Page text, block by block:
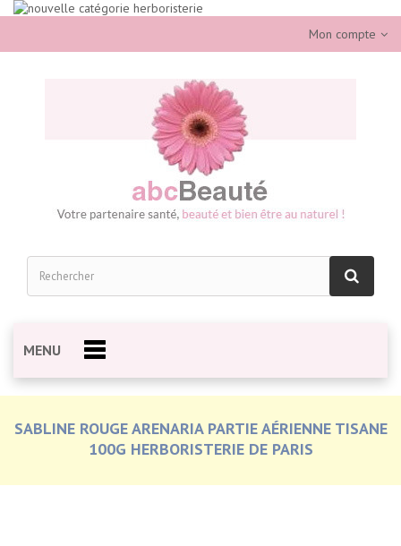
Mon compte
MENU
SABLINE ROUGE ARENARIA PARTIE AÉRIENNE TISANE
100G HERBORISTERIE DE PARIS